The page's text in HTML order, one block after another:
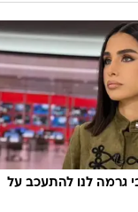
גרמה לנו להתעכב על